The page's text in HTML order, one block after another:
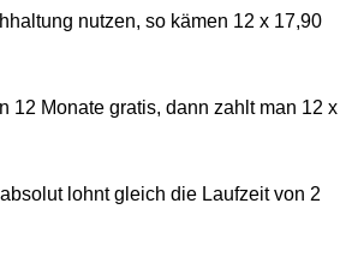
nutzen, so kämen 12 x 17,90
12 Monate gratis, dann zahlt man 12 x
lohnt gleich die Laufzeit von 2